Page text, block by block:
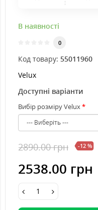
В наявності
0
Код товару: 55011960
Velux
Доступні варіанти
Вибір розміру Velux
2890.00 грн -12 %
2538.00 грн